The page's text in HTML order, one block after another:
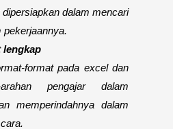
dalam mencari
pekerjaannya.
format pada excel dan
arahan pengajar dalam
memperindahnya dalam